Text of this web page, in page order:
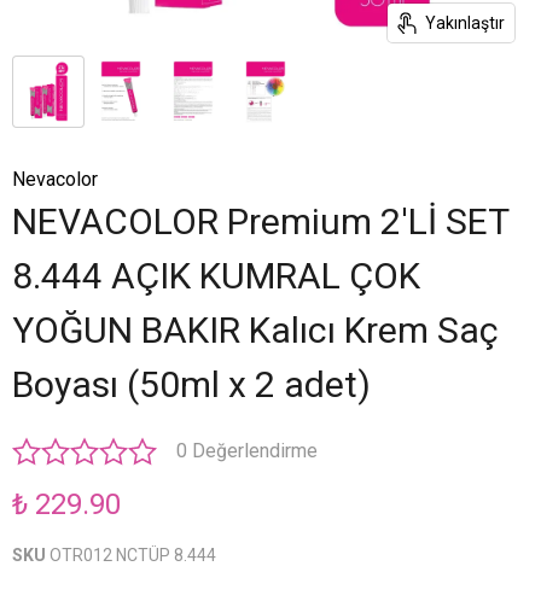
Yakınlaştır
Nevacolor
NEVACOLOR Premium 2'Lİ SET
8.444 AÇIK KUMRAL ÇOK
YOĞUN BAKIR Kalıcı Krem Saç
Boyası (50ml x 2 adet)
0 Değerlendirme
₺ 229.90
SKU OTR012 NCTÜP 8.444